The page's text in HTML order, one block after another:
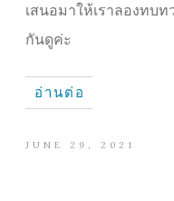
เสนอมาให้เราลองทบท
กันดูค่ะ
อ่านต่อ
JUNE 29, 2021